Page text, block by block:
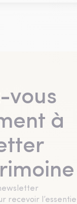
vous
à
recevoir l’essentiel